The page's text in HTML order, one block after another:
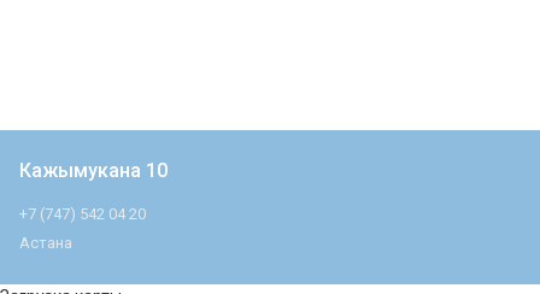
Кажымукана 10
+7 (747) 542 04 20
Астана